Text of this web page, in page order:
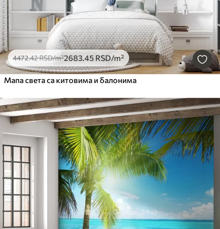
4472.42RSD/m²2683.45 RSD/m²
Мапа света са китовима и балонима